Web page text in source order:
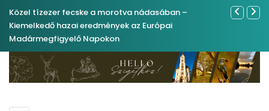
Közel tízezer fecske a morotva nádasában –
Kiemelkedő hazai eredmények az Európai
Madármegfigyelő Napokon
Ferenc